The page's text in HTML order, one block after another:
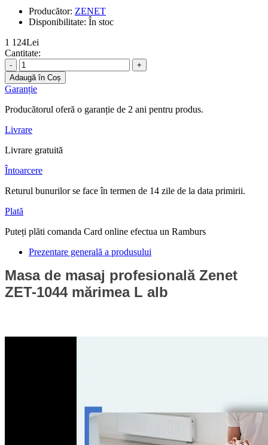
Producător: ZENET
Disponibilitate: În stoc
1 124Lei
Cantitate:
-
+
Adaugă în Coș
Garanție
Producătorul oferă o garanție de 2 ani pentru produs.
Livrare
Livrare gratuită
Întoarcere
Returul bunurilor se face în termen de 14 zile de la data primirii.
Plată
Puteți plăti comanda Card online efectua un Ramburs
Prezentare generală a produsului
Masa de masaj profesională Zenet
ZET-1044 mărimea L alb